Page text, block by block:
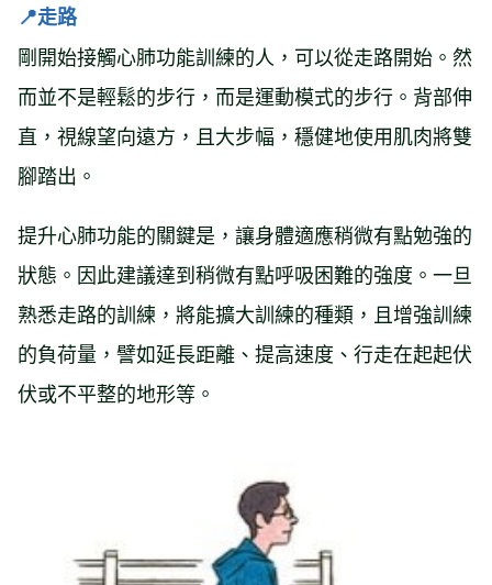
📍走路
剛開始接觸心肺功能訓練的人，可以從走路開始。然
而並不是輕鬆的步行，而是運動模式的步行。背部伸
直，視線望向遠方，且大步幅，穩健地使用肌肉將雙
腳踏出。
提升心肺功能的關鍵是，讓身體適應稍微有點勉強的
狀態。因此建議達到稍微有點呼吸困難的強度。一旦
熟悉走路的訓練，將能擴大訓練的種類，且增強訓練
的負荷量，譬如延長距離、提高速度、行走在起起伏
伏或不平整的地形等。